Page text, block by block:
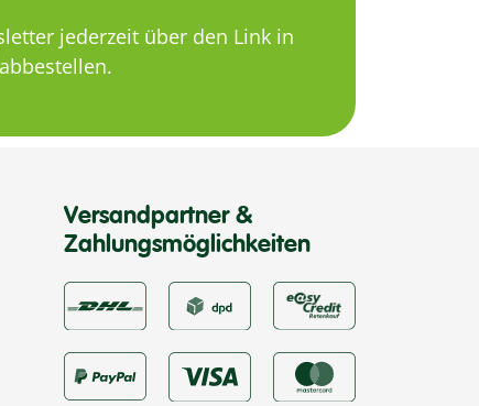
jederzeit über den Link in
Versandpartner &
Zahlungsmöglichkeiten